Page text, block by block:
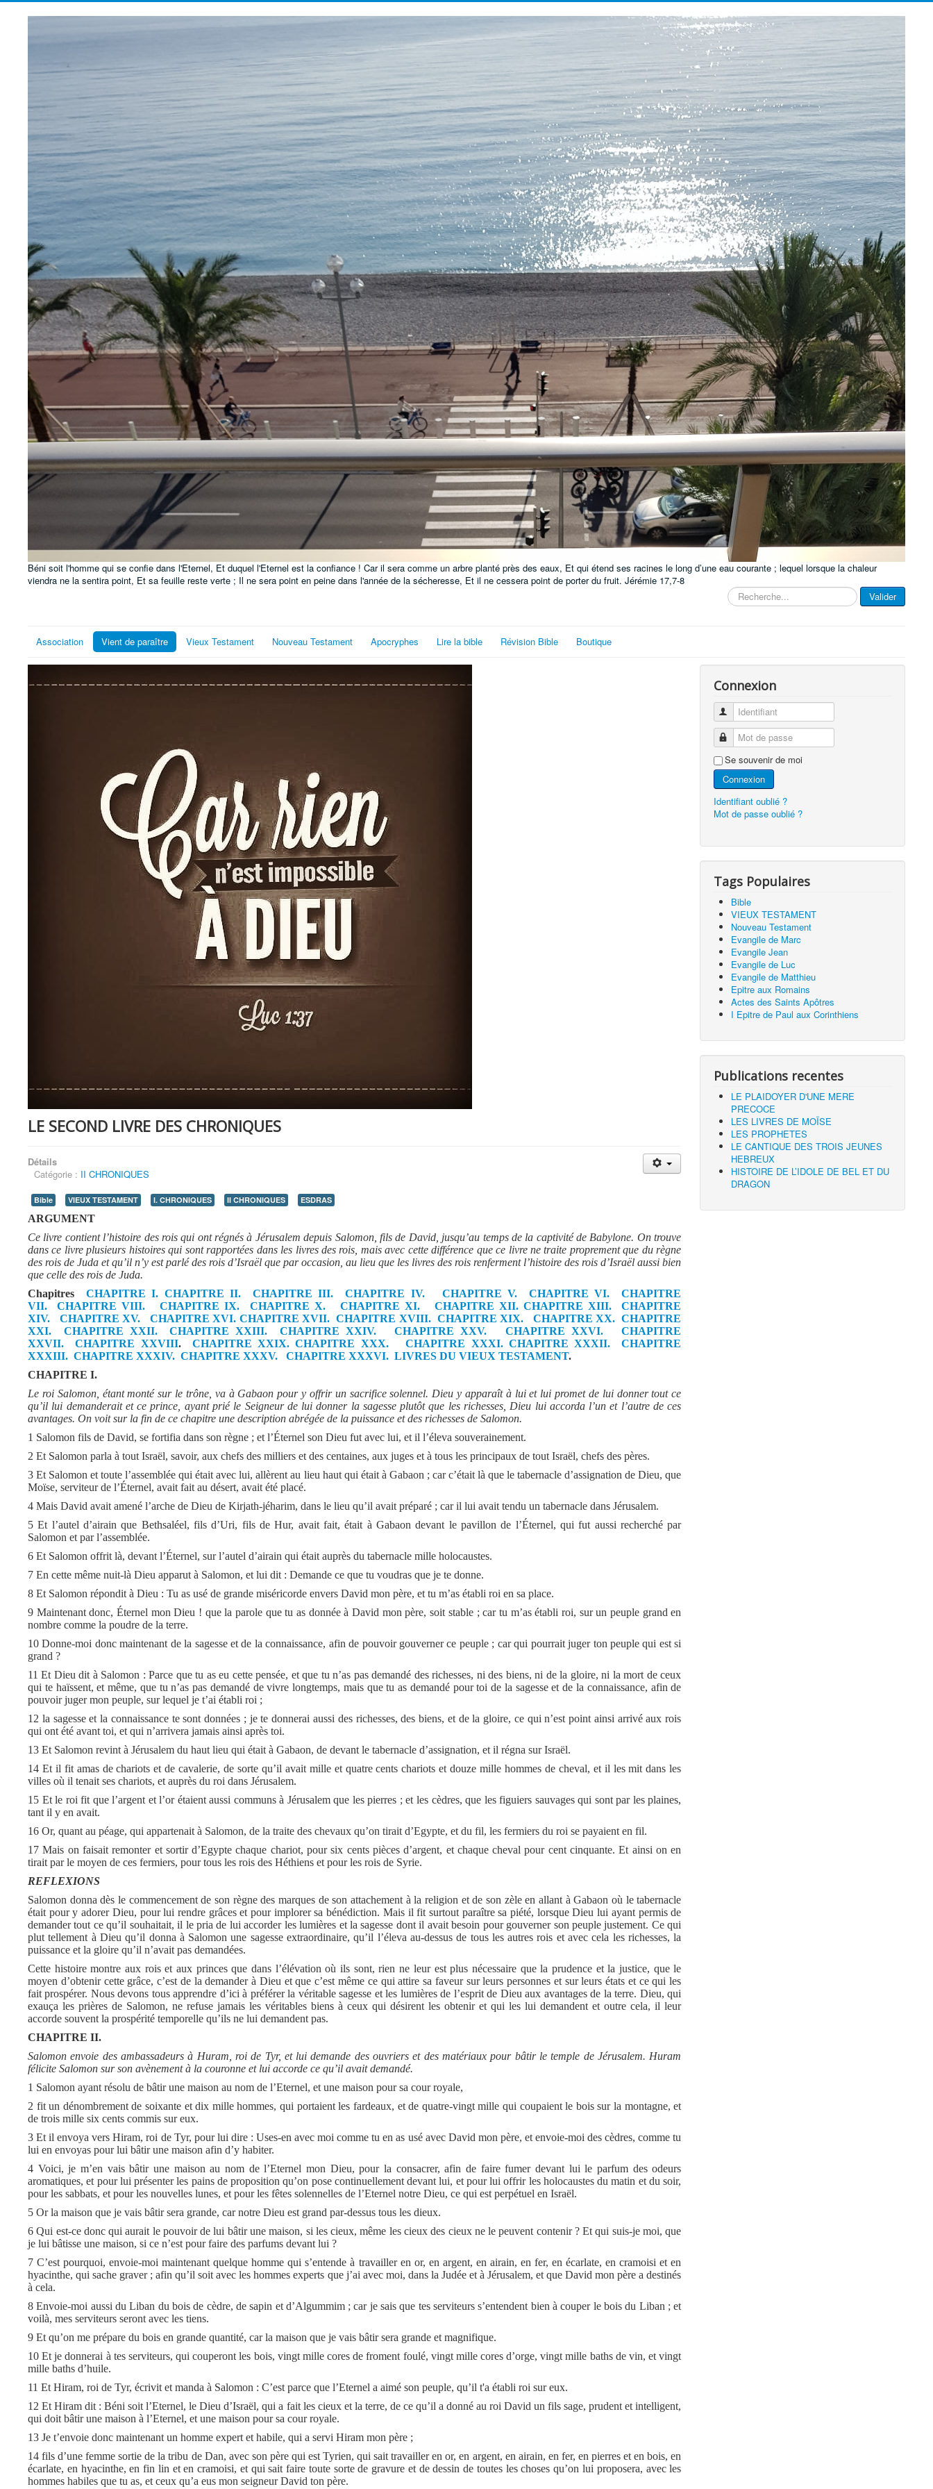
Béni soit l'homme qui se confie dans l'Eternel, Et duquel l'Eternel est la confiance ! Car il sera comme un arbre planté près des eaux, Et qui étend ses racines le long d’une eau courante ; lequel lorsque la chaleur
viendra ne la sentira point, Et sa feuille reste verte ; Il ne sera point en peine dans l'année de la sécheresse, Et il ne cessera point de porter du fruit. Jérémie 17,7-8
Rechercher
Valider
Association Vient de paraître Vieux Testament Nouveau Testament Apocryphes Lire la bible Révision Bible Boutique
LE SECOND LIVRE DES CHRONIQUES
Détails
Catégorie : II CHRONIQUES
Bible VIEUX TESTAMENT I. CHRONIQUES II CHRONIQUES ESDRAS
ARGUMENT
Ce livre contient l’histoire des rois qui ont régnés à Jérusalem depuis Salomon, fils de David, jusqu’au temps de la captivité de Babylone. On trouve
dans ce livre plusieurs histoires qui sont rapportées dans les livres des rois, mais avec cette différence que ce livre ne traite proprement que du règne
des rois de Juda et qu’il n’y est parlé des rois d’Israël que par occasion, au lieu que les livres des rois renferment l’histoire des rois d’Israël aussi bien
que celle des rois de Juda.
Chapitres CHAPITRE I. CHAPITRE II. CHAPITRE III. CHAPITRE IV. CHAPITRE V.CHAPITRE VI.
CHAPITRE
VII.
CHAPITRE VIII. CHAPITRE IX. CHAPITRE X. CHAPITRE XI. CHAPITRE XII.CHAPITRE XIII.
CHAPITRE
XIV.
CHAPITRE XV. CHAPITRE XVI. CHAPITRE XVII. CHAPITRE XVIII. CHAPITRE XIX. CHAPITRE XX. CHAPITRE
XXI.
CHAPITRE XXII. CHAPITRE XXIII. CHAPITRE XXIV. CHAPITRE XXV. CHAPITRE XXVI.
CHAPITRE
XXVII.
CHAPITRE XXVIII.CHAPITRE XXIX.CHAPITRE XXX. CHAPITRE XXXI. CHAPITRE XXXII.
CHAPITRE
XXXIII. CHAPITRE XXXIV. CHAPITRE XXXV. CHAPITRE XXXVI. LIVRES DU VIEUX TESTAMENT.
CHAPITRE I.
Le roi Salomon, étant monté sur le trône, va à Gabaon pour y offrir un sacrifice solennel. Dieu y apparaît à lui et lui promet de lui donner tout ce
qu’il lui demanderait et ce prince, ayant prié le Seigneur de lui donner la sagesse plutôt que les richesses, Dieu lui accorda l’un et l’autre de ces
avantages. On voit sur la fin de ce chapitre une description abrégée de la puissance et des richesses de Salomon.
1 Salomon fils de David, se fortifia dans son règne ; et l’Éternel son Dieu fut avec lui, et il l’éleva souverainement.
2 Et Salomon parla à tout Israël, savoir, aux chefs des milliers et des centaines, aux juges et à tous les principaux de tout Israël, chefs des pères.
3 Et Salomon et toute l’assemblée qui était avec lui, allèrent au lieu haut qui était à Gabaon ; car c’était là que le tabernacle d’assignation de Dieu, que
Moïse, serviteur de l’Éternel, avait fait au désert, avait été placé.
4 Mais David avait amené l’arche de Dieu de Kirjath-jéharim, dans le lieu qu’il avait préparé ; car il lui avait tendu un tabernacle dans Jérusalem.
5 Et l’autel d’airain que Bethsaléel, fils d’Uri, fils de Hur, avait fait, était à Gabaon devant le pavillon de l’Éternel, qui fut aussi recherché par
Salomon et par l’assemblée.
6 Et Salomon offrit là, devant l’Éternel, sur l’autel d’airain qui était auprès du tabernacle mille holocaustes.
7 En cette même nuit-là Dieu apparut à Salomon, et lui dit : Demande ce que tu voudras que je te donne.
8 Et Salomon répondit à Dieu : Tu as usé de grande miséricorde envers David mon père, et tu m’as établi roi en sa place.
9 Maintenant donc, Éternel mon Dieu ! que la parole que tu as donnée à David mon père, soit stable ; car tu m’as établi roi, sur un peuple grand en
nombre comme la poudre de la terre.
10 Donne-moi donc maintenant de la sagesse et de la connaissance, afin de pouvoir gouverner ce peuple ; car qui pourrait juger ton peuple qui est si
grand ?
11 Et Dieu dit à Salomon : Parce que tu as eu cette pensée, et que tu n’as pas demandé des richesses, ni des biens, ni de la gloire, ni la mort de ceux
qui te haïssent, et même, que tu n’as pas demandé de vivre longtemps, mais que tu as demandé pour toi de la sagesse et de la connaissance, afin de
pouvoir juger mon peuple, sur lequel je t’ai établi roi ;
12 la sagesse et la connaissance te sont données ; je te donnerai aussi des richesses, des biens, et de la gloire, ce qui n’est point ainsi arrivé aux rois
qui ont été avant toi, et qui n’arrivera jamais ainsi après toi.
13 Et Salomon revint à Jérusalem du haut lieu qui était à Gabaon, de devant le tabernacle d’assignation, et il régna sur Israël.
14 Et il fit amas de chariots et de cavalerie, de sorte qu’il avait mille et quatre cents chariots et douze mille hommes de cheval, et il les mit dans les
villes où il tenait ses chariots, et auprès du roi dans Jérusalem.
15 Et le roi fit que l’argent et l’or étaient aussi communs à Jérusalem que les pierres ; et les cèdres, que les figuiers sauvages qui sont par les plaines,
tant il y en avait.
16 Or, quant au péage, qui appartenait à Salomon, de la traite des chevaux qu’on tirait d’Egypte, et du fil, les fermiers du roi se payaient en fil.
17 Mais on faisait remonter et sortir d’Egypte chaque chariot, pour six cents pièces d’argent, et chaque cheval pour cent cinquante. Et ainsi on en
tirait par le moyen de ces fermiers, pour tous les rois des Héthiens et pour les rois de Syrie.
REFLEXIONS
Salomon donna dès le commencement de son règne des marques de son attachement à la religion et de son zèle en allant à Gabaon où le tabernacle
était pour y adorer Dieu, pour lui rendre grâces et pour implorer sa bénédiction. Mais il fit surtout paraître sa piété, lorsque Dieu lui ayant permis de
demander tout ce qu’il souhaitait, il le pria de lui accorder les lumières et la sagesse dont il avait besoin pour gouverner son peuple justement. Ce qui
plut tellement à Dieu qu’il donna à Salomon une sagesse extraordinaire, qu’il l’éleva au-dessus de tous les autres rois et avec cela les richesses, la
puissance et la gloire qu’il n’avait pas demandées.
Cette histoire montre aux rois et aux princes que dans l’élévation où ils sont, rien ne leur est plus nécessaire que la prudence et la justice, que le
moyen d’obtenir cette grâce, c’est de la demander à Dieu et que c’est même ce qui attire sa faveur sur leurs personnes et sur leurs états et ce qui les
fait prospérer. Nous devons tous apprendre d’ici à préférer la véritable sagesse et les lumières de l’esprit de Dieu aux avantages de la terre. Dieu, qui
exauça les prières de Salomon, ne refuse jamais les véritables biens à ceux qui désirent les obtenir et qui les lui demandent et outre cela, il leur
accorde souvent la prospérité temporelle qu’ils ne lui demandent pas.
CHAPITRE II.
Salomon envoie des ambassadeurs à Huram, roi de Tyr, et lui demande des ouvriers et des matériaux pour bâtir le temple de Jérusalem. Huram
félicite Salomon sur son avènement à la couronne et lui accorde ce qu’il avait demandé.
1 Salomon ayant résolu de bâtir une maison au nom de l’Eternel, et une maison pour sa cour royale,
2 fit un dénombrement de soixante et dix mille hommes, qui portaient les fardeaux, et de quatre-vingt mille qui coupaient le bois sur la montagne, et
de trois mille six cents commis sur eux.
3 Et il envoya vers Hiram, roi de Tyr, pour lui dire : Uses-en avec moi comme tu en as usé avec David mon père, et envoie-moi des cèdres, comme tu
lui en envoyas pour lui bâtir une maison afin d’y habiter.
4 Voici, je m’en vais bâtir une maison au nom de l’Eternel mon Dieu, pour la consacrer, afin de faire fumer devant lui le parfum des odeurs
aromatiques, et pour lui présenter les pains de proposition qu’on pose continuellement devant lui, et pour lui offrir les holocaustes du matin et du soir,
pour les sabbats, et pour les nouvelles lunes, et pour les fêtes solennelles de l’Eternel notre Dieu, ce qui est perpétuel en Israël.
5 Or la maison que je vais bâtir sera grande, car notre Dieu est grand par-dessus tous les dieux.
6 Qui est-ce donc qui aurait le pouvoir de lui bâtir une maison, si les cieux, même les cieux des cieux ne le peuvent contenir ? Et qui suis-je moi, que
je lui bâtisse une maison, si ce n’est pour faire des parfums devant lui ?
7 C’est pourquoi, envoie-moi maintenant quelque homme qui s’entende à travailler en or, en argent, en airain, en fer, en écarlate, en cramoisi et en
hyacinthe, qui sache graver ; afin qu’il soit avec les hommes experts que j’ai avec moi, dans la Judée et à Jérusalem, et que David mon père a destinés
à cela.
8 Envoie-moi aussi du Liban du bois de cèdre, de sapin et d’Algummim ; car je sais que tes serviteurs s’entendent bien à couper le bois du Liban ; et
voilà, mes serviteurs seront avec les tiens.
9 Et qu’on me prépare du bois en grande quantité, car la maison que je vais bâtir sera grande et magnifique.
10 Et je donnerai à tes serviteurs, qui couperont les bois, vingt mille cores de froment foulé, vingt mille cores d’orge, vingt mille baths de vin, et vingt
mille baths d’huile.
11 Et Hiram, roi de Tyr, écrivit et manda à Salomon : C’est parce que l’Eternel a aimé son peuple, qu’il t'a établi roi sur eux.
12 Et Hiram dit : Béni soit l’Eternel, le Dieu d’Israël, qui a fait les cieux et la terre, de ce qu’il a donné au roi David un fils sage, prudent et intelligent,
qui doit bâtir une maison à l’Eternel, et une maison pour sa cour royale.
13 Je t’envoie donc maintenant un homme expert et habile, qui a servi Hiram mon père ;
14 fils d’une femme sortie de la tribu de Dan, avec son père qui est Tyrien, qui sait travailler en or, en argent, en airain, en fer, en pierres et en bois, en
écarlate, en hyacinthe, en fin lin et en cramoisi, et qui sait faire toute sorte de gravure et de dessin de toutes les choses qu’on lui proposera, avec les
hommes habiles que tu as, et ceux qu’a eus mon seigneur David ton père.
Connexion
Identifiant
Mot de passe
Se souvenir de moi
Connexion
Identifiant oublié ?
Mot de passe oublié ?
Tags Populaires
Bible
VIEUX TESTAMENT
Nouveau Testament
Evangile de Marc
Evangile Jean
Evangile de Luc
Evangile de Matthieu
Epitre aux Romains
Actes des Saints Apôtres
I Epitre de Paul aux Corinthiens
Publications recentes
LE PLAIDOYER D'UNE MERE
PRECOCE
LES LIVRES DE MOÏSE
LES PROPHETES
LE CANTIQUE DES TROIS JEUNES
HEBREUX
HISTOIRE DE L’IDOLE DE BEL ET DU
DRAGON